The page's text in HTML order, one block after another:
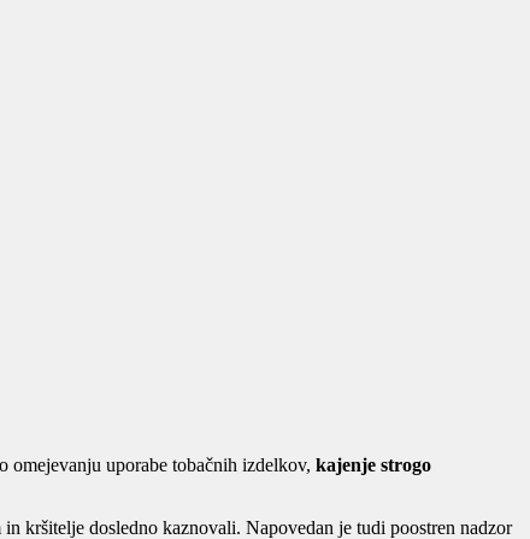
omejevanju uporabe tobačnih izdelkov, kajenje strogo
kršitelje dosledno kaznovali. Napovedan je tudi poostren nadzor